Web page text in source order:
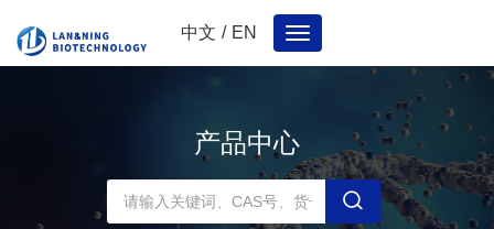
中文 / EN
Toggle
navigation
产品中心